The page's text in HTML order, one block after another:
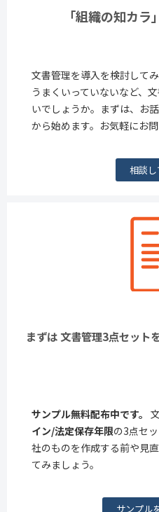
「組織の知カ
文書管理を導入を検討して
うまくいっていないなど、
いでしょうか。まずは、お
から始めます。お気軽にお
相談し
まずは 文書管理3点セット
サンプル無料配布中です。
イン/法定保存年限の3点セ
社のものを作成する前や見
てみましょう。
サンプル